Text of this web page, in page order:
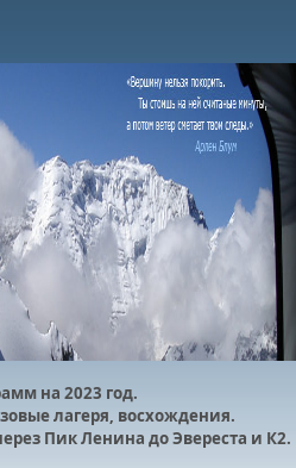
на 2023 год.
лагеря, восхождения.
Пик Ленина до Эвереста и К2.